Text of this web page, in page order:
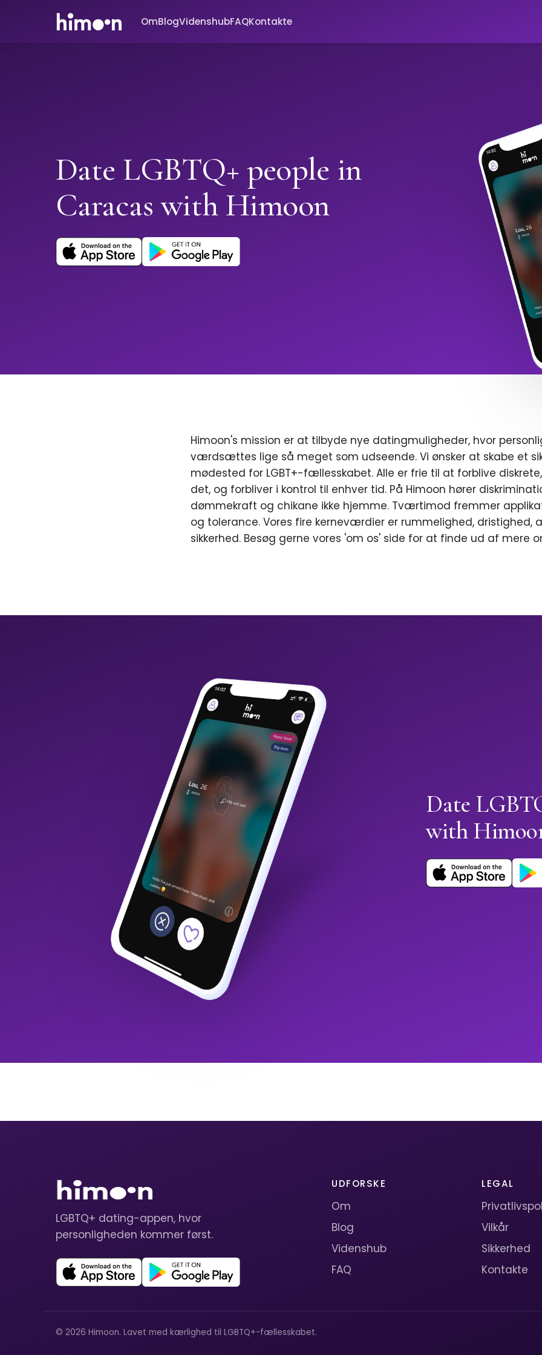
OmBlogVidenshubFAQKontakte
Date LGBTQ+ people in
Caracas with Himoon
Himoon's mission er at tilbyde nye datingmuligheder, hvor
værdsættes lige så meget som udseende. Vi ønsker at skabe et
mødested for LGBT+-fællesskabet. Alle er frie til at forblive
det, og forbliver i kontrol til enhver tid. På Himoon hører
dømmekraft og chikane ikke hjemme. Tværtimod fremmer
og tolerance. Vores fire kerneværdier er rummelighed, dristighed,
sikkerhed. Besøg gerne vores 'om os' side for at finde ud af mere
Date
with
LGBTQ+ dating-appen, hvor
personligheden kommer først.
UDFORSKE
Om
Blog
Videnshub
FAQ
LEGAL
Vilkår
Sikkerhed
Kontakte
© 2026 Himoon. Lavet med kærlighed til LGBTQ+-fællesskabet.